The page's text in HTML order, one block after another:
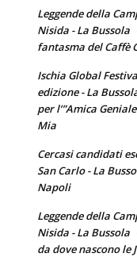
Leggende della
Nisida - La Bussola
fantasma del Caffè
Ischia Global
edizione - La
per l’”Amica
Mia
Cercasi candidati
San Carlo - La
Napoli
Leggende della
Nisida - La Bussola
da dove nascono le